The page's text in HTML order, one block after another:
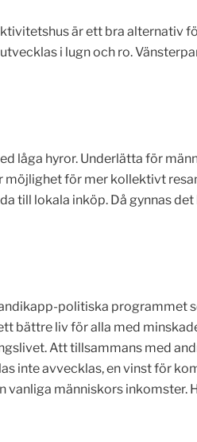
är ett bra alternativ
i lugn och ro.
låga hyror. Underlätta för
för mer kollektivt
till lokala inköp. Då gynnas det
politiska programmet
bättre liv för alla med
Att tillsammans med
inte avvecklas, en vinst för
vanliga människors inkomster.